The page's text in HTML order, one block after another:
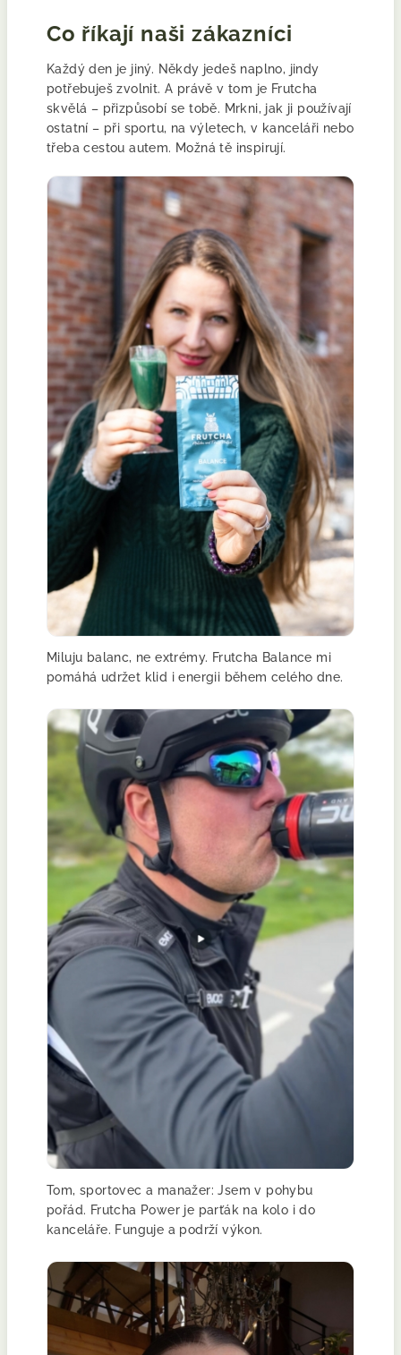
Co říkají naši zákazníci
Každý den je jiný. Někdy jedeš naplno, jindy
potřebuješ zvolnit. A právě v tom je Frutcha
skvělá – přizpůsobí se tobě. Mrkni, jak ji používají
ostatní – při sportu, na výletech, v kanceláři nebo
třeba cestou autem. Možná tě inspirují.
Miluju balanc, ne extrémy. Frutcha Balance mi
pomáhá udržet klid i energii během celého dne.
Tom, sportovec a manažer: Jsem v pohybu
pořád. Frutcha Power je parťák na kolo i do
kanceláře. Funguje a podrží výkon.